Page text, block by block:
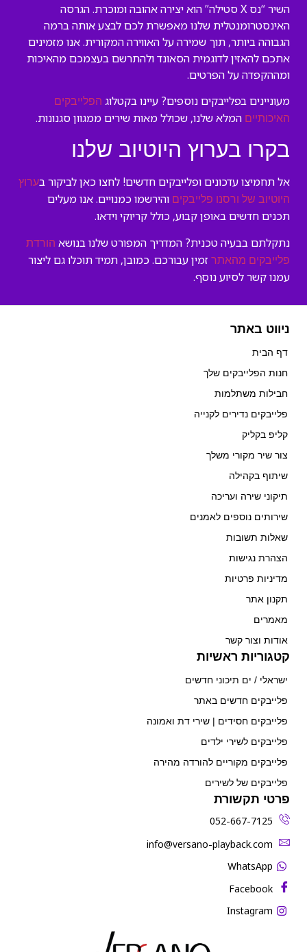
השיר “נס X סטילה” הוא יצירה אהובה ומוכרת. הגרסה
האינסטרומנטלית שלנו מאפשרת לכם לבצע אותה ברמה
הגבוהה ביותר, תוך שמירה על האווירה המקורית. אנו מזמינים
אתכם להאזין לדוגמית הסאונד ולהתרשם בעצמכם מהאיכות
ומההקפדה על הפרטים.
מעוניינים בפלייבקים נוספים? עיינו בקטלוג הפלייבקים
האיכותיים המלא שלנו, שכולל מאות שירים ממגוון סגנונות.
בקרו בערוץ היוטיוב שלנו
אל תחמיצו עדכונים ופלייבקים חדשים! לחצו כאן לביקור בערוץ
היוטיוב של ורסנו פלייבקים והירשמו כמנויים. אנו מעלים
תכנים חדשים באופן קבוע, כולל קריוקי וידאו.
נתקלתם בבעיה טכנית? המדריך המפורט שלנו בנושא הורדת
פלייבקים מהאתר זמין עבורכם. כמובן, תמיד תוכלו גם ליצור
עמנו קשר לסיוע נוסף.
ניווט באתר
דף הבית
חנות הפלייבקים שלך
חבילות משתלמות
פלייבקים נדירים לקנייה
קליפ בקליק
צור שיר מקורי משלך
שיתוף בקהילה
תיקוני שירה ועריכה
שירותים נוספים לאמנים
שאלות תשובות
הצהרת נגישות
מדיניות פרטיות
תקנון אתר
מאמרים
אודות וצור קשר
קטגוריות ראשיות
ישראלי / ים תיכוני חדשים
פלייבקים חדשים באתר
פלייבקים חסידים | שירי דת ואמונה
פלייבקים לשירי ילדים
פלייבקים מקוריים להורדה מהירה
פלייבקים של לשירים
פרטי תקשורת
052-667-7125
‫info@versano-playback.com‬
WhatsApp
Facebook
Instagram